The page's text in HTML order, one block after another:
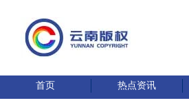
首页 热点资讯